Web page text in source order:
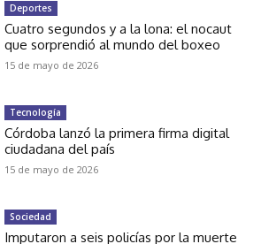
Deportes
Cuatro segundos y a la lona: el nocaut
que sorprendió al mundo del boxeo
15 de mayo de 2026
Tecnología
Córdoba lanzó la primera firma digital
ciudadana del país
15 de mayo de 2026
Sociedad
Imputaron a seis policías por la muerte